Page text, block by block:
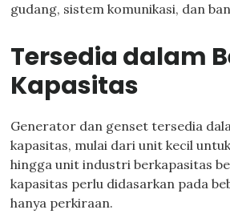
gudang, sistem komunikasi, dan
Tersedia dalam
Kapasitas
Generator dan genset tersedia
kapasitas, mulai dari unit kecil
hingga unit industri berkapasitas
kapasitas perlu didasarkan pada
hanya perkiraan.